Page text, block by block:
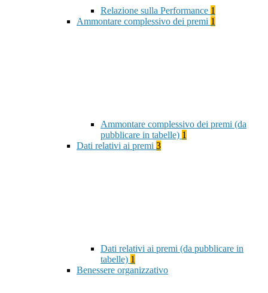
Relazione sulla Performance 1
Ammontare complessivo dei premi 1
Ammontare complessivo dei premi (da
pubblicare in tabelle) 1
Dati relativi ai premi 3
Dati relativi ai premi (da pubblicare in
tabelle) 1
Benessere organizzativo